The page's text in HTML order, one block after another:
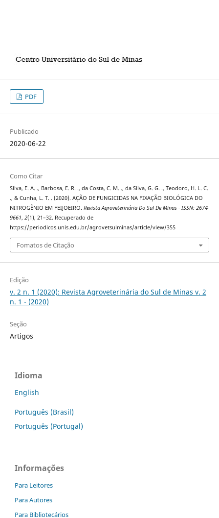
PDF
Publicado
2020-06-22
Como Citar
Silva, E. A. ., Barbosa, E. R. ., da Costa, C. M. ., da Silva, G. G. ., Teodoro, H. L. C.
., & Cunha, L. T. . (2020). AÇÃO DE FUNGICIDAS NA FIXAÇÃO BIOLÓGICA DO
NITROGÊNIO EM FEIJOEIRO. Revista Agroveterinária Do Sul De Minas - ISSN: 2674-
9661, 2(1), 21–32. Recuperado de
https://periodicos.unis.edu.br/agrovetsulminas/article/view/355
Fomatos de Citação
Edição
v. 2 n. 1 (2020): Revista Agroveterinária do Sul de Minas v. 2
n. 1 - (2020)
Seção
Artigos
Idioma
English
Português (Brasil)
Português (Portugal)
Informações
Para Leitores
Para Autores
Para Bibliotecários